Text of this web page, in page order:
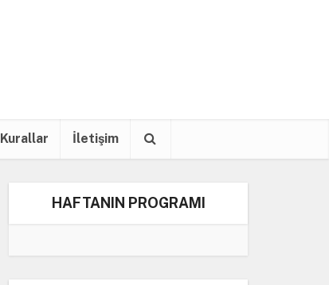
Kurallar İletişim
HAFTANIN PROGRAMI